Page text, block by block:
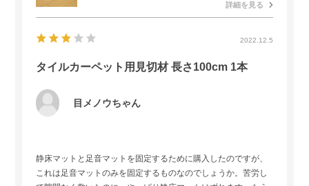
詳細を見る
2022.12.5
タイルカーペット用見切材 長さ100cm 1本
目メノウちゃん
静床マットと足音マットを固定するために購入したのですが、
これは足音マットのみを固定するものなのでしょうか。苦労し